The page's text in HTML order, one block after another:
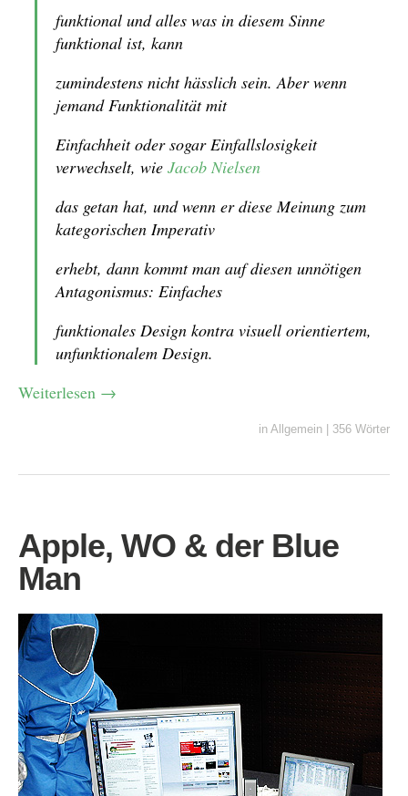
funktional und alles was in diesem Sinne
funktional ist, kann
zumindestens nicht hässlich sein. Aber wenn
jemand Funktionalität mit
Einfachheit oder sogar Einfallslosigkeit
verwechselt, wie Jacob Nielsen
das getan hat, und wenn er diese Meinung zum
kategorischen Imperativ
erhebt, dann kommt man auf diesen unnötigen
Antagonismus: Einfaches
funktionales Design kontra visuell orientiertem,
unfunktionalem Design.
Weiterlesen →
in Allgemein 356 Wörter
Apple, WO & der Blue
Man